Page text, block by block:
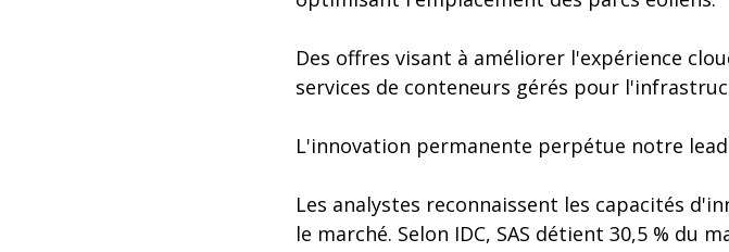
Des offres visant à améliorer l'expérience
services de conteneurs gérés pour
L'innovation permanente perpétue notre
Les analystes reconnaissent les capacités
le marché. Selon IDC, SAS détient 30,5 % du